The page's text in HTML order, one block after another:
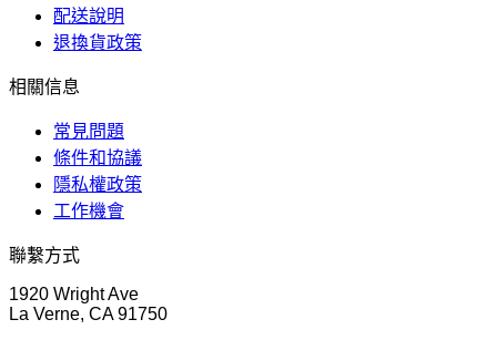
配送說明
退換貨政策
相關信息
常見問題
條件和協議
隱私權政策
工作機會
聯繫方式
1920 Wright Ave
La Verne, CA 91750